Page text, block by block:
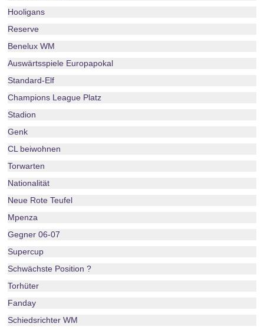
Hooligans
Reserve
Benelux WM
Auswärtsspiele Europapokal
Standard-Elf
Champions League Platz
Stadion
Genk
CL beiwohnen
Torwarten
Nationalität
Neue Rote Teufel
Mpenza
Gegner 06-07
Supercup
Schwächste Position ?
Torhüter
Fanday
Schiedsrichter WM